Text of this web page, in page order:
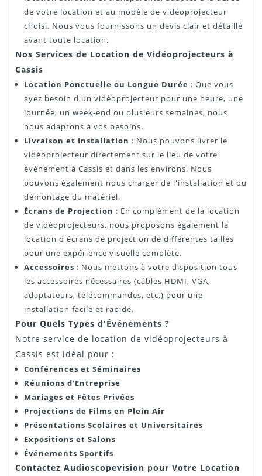
de votre location et au modèle de vidéoprojecteur
choisi. Nous vous fournissons un devis clair et détaillé
avant toute location.
Nos Services de Location de Vidéoprojecteurs à
Cassis
Location Ponctuelle ou Longue Durée : Que vous
ayez besoin d'un vidéoprojecteur pour une heure, une
journée, un week-end ou plusieurs semaines, nous
nous adaptons à vos besoins.
Livraison et Installation : Nous pouvons livrer le
vidéoprojecteur directement sur le lieu de votre
événement à Cassis et dans les environs. Nous
pouvons également nous charger de l'installation et du
démontage du matériel.
Écrans de Projection : En complément de la location
de vidéoprojecteurs, nous proposons également la
location d'écrans de projection de différentes tailles
pour une expérience visuelle complète.
Accessoires : Nous mettons à votre disposition tous
les accessoires nécessaires (câbles HDMI, VGA,
adaptateurs, télécommandes, etc.) pour une
installation facile et rapide.
Pour Quels Types d'Événements ?
Notre service de location de vidéoprojecteurs à
Cassis est idéal pour :
Conférences et Séminaires
Réunions d'Entreprise
Mariages et Fêtes Privées
Projections de Films en Plein Air
Présentations Scolaires et Universitaires
Expositions et Salons
Événements Sportifs
Contactez Audioscopevision pour Votre Location